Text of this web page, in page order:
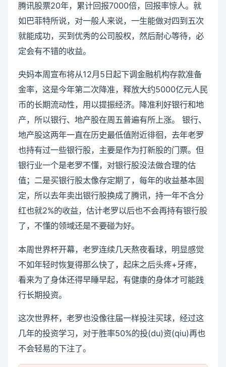
腾讯股票20年，累计回报7000倍，回报率惊人。就
如巴菲特所说，对一般人来说，一生能做对四到五次
就能成功，买到优秀的公司股权，然后耐心等待，必
定会有不错的收益。
央妈本周宣布将从12月5日起下调金融机构存款准备
金率，这是今年第二次降准，释放大约5000亿元人民
币的长期流动性，用以提振经济。降准利好银行和地
产，所以银行、地产股在周五普遍有所上涨。 银行、
地产股这两年一直在历史最低值附近徘徊，去年老罗
也持有过一些银行股，主要是作为打新股的门票。但
银行业一个是老罗不懂，对银行股没法做合理的估
值；二是买银行股太像存定期了，每年的收益基本固
定，所以去年卖出银行股换成了腾讯，持一年不含分
红也就2%的收益，估计老罗以后也不会再持有银行股
了，不懂的领域还是不要碰为好。
本周世界杯开幕，老罗连续几天熬夜看球，明显感觉
不如年轻时恢复得那么快了，起床之后头疼+牙疼，
看来为了身体还得早睡早起，有健康的身体才可能践
行长期投资。
这次世界杯，老罗也没像往届一样投注买球，经过这
几年的投资学习，对于胜率50%的投(du)资(qiu)再也
不会轻易的下注了。